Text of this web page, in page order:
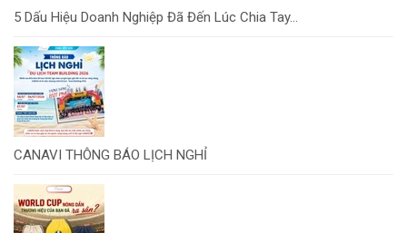
5 Dấu Hiệu Doanh Nghiệp Đã Đến Lúc Chia Tay...
CANAVI THÔNG BÁO LỊCH NGHỈ